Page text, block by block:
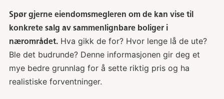
Spør gjerne eiendomsmegleren om de kan vise til
konkrete salg av sammenlignbare boliger i
nærområdet.Hva gikk de for? Hvor lenge lå de ute?
Ble det budrunde? Denne informasjonen gir deg et
mye bedre grunnlag for å sette riktig pris og ha
realistiske forventninger.